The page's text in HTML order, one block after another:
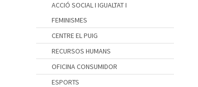
ACCIÓ SOCIAL I IGUALTAT I
FEMINISMES
CENTRE EL PUIG
RECURSOS HUMANS
OFICINA CONSUMIDOR
ESPORTS